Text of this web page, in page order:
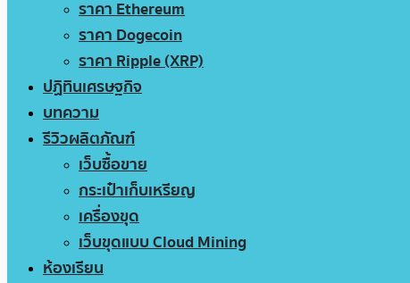
ราคา Ethereum
ราคา Dogecoin
ราคา Ripple (XRP)
ปฏิทินเศรษฐกิจ
บทความ
รีวิวผลิตภัณฑ์
เว็บซื้อขาย
กระเป๋าเก็บเหรียญ
เครื่องขุด
เว็บขุดแบบ Cloud Mining
ห้องเรียน